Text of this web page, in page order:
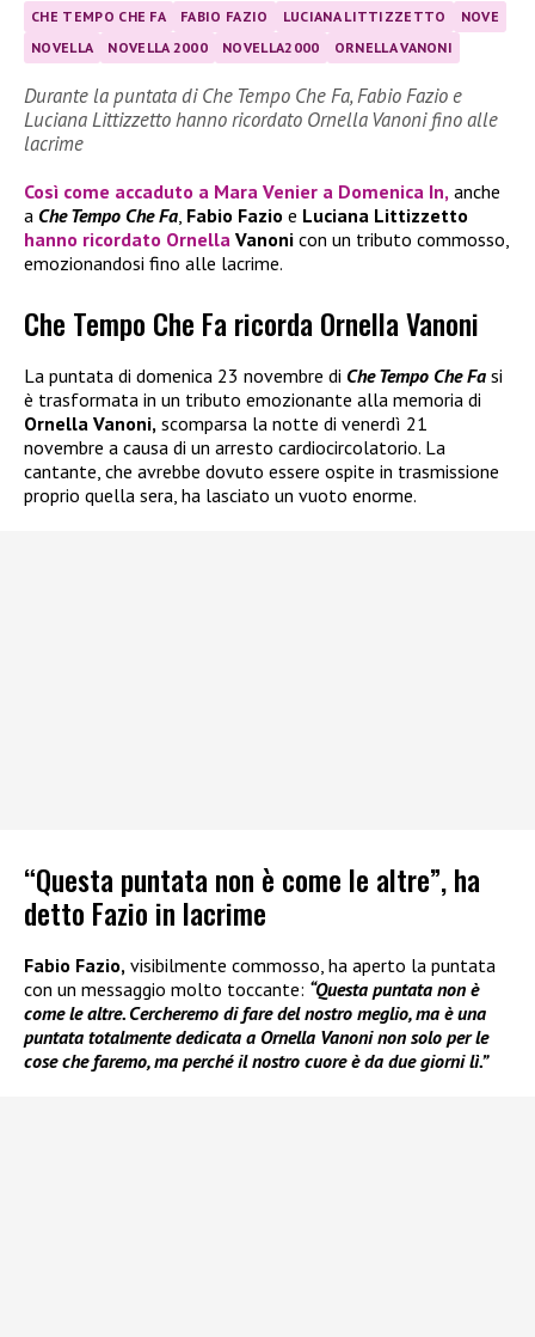
CHE TEMPO CHE FA FABIO FAZIO LUCIANA LITTIZZETTO
NOVE
NOVELLA
NOVELLA 2000 NOVELLA2000 ORNELLA VANONI
Durante la puntata di Che Tempo Che Fa, Fabio Fazio e
Luciana Littizzetto hanno ricordato Ornella Vanoni fino alle
lacrime
Così come accaduto a Mara Venier a Domenica In, anche
a Che Tempo Che Fa Fabio Fazio e Luciana Littizzetto
hanno ricordato Ornella Vanoni con un tributo commosso,
emozionandosi fino alle lacrime.
Che Tempo Che Fa ricorda Ornella Vanoni
La puntata di domenica 23 novembre di Che Tempo Che Fa si
è trasformata in un tributo emozionante alla memoria di
Ornella Vanoni, scomparsa la notte di venerdì 21
novembre a causa di un arresto cardiocircolatorio. La
cantante, che avrebbe dovuto essere ospite in trasmissione
proprio quella sera, ha lasciato un vuoto enorme.
“Questa puntata non è come le altre”, ha
detto Fazio in lacrime
Fabio Fazio, visibilmente commosso, ha aperto la puntata
con un messaggio molto toccante: “Questa puntata non è
come le altre. Cercheremo di fare del nostro meglio, ma è una
puntata totalmente dedicata a Ornella Vanoni non solo per le
cose che faremo, ma perché il nostro cuore è da due giorni lì.”